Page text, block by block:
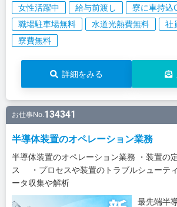
女性活躍中
給与前渡し
寮に車持込
職場駐車場無料
水道光熱費無料
社
寮費無料
詳細をみる
お仕事No.134341
半導体装置のオペレーション業務
半導体装置のオペレーション業務 ・装置の
ス ・プロセスや装置のトラブルシューテ
ータ収集や解析
最先端半